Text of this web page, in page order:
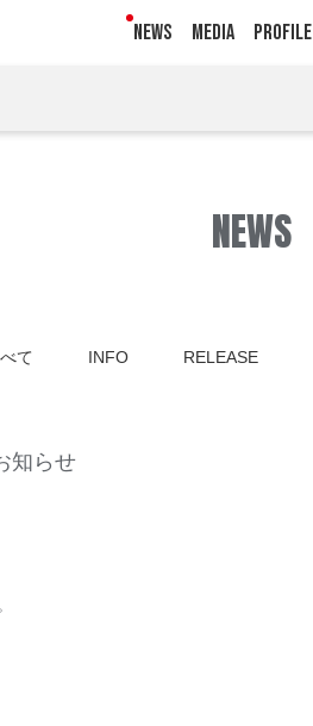
NEWS MEDIA PROFILE
NEWS
て INFO RELEASE
知らせ